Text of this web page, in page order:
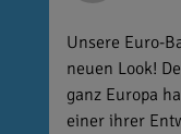
Unsere Euro-
neuen Look!
ganz Europa
einer ihrer